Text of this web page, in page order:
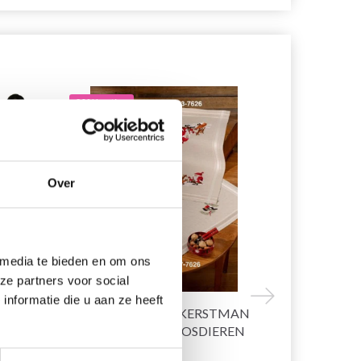
Over
te bieden en om ons
partners voor social
die u aan ze heeft
À
20% korting
BORDUURPAKKET KERSTMAN
TAFELKLEED MET BOSDIEREN